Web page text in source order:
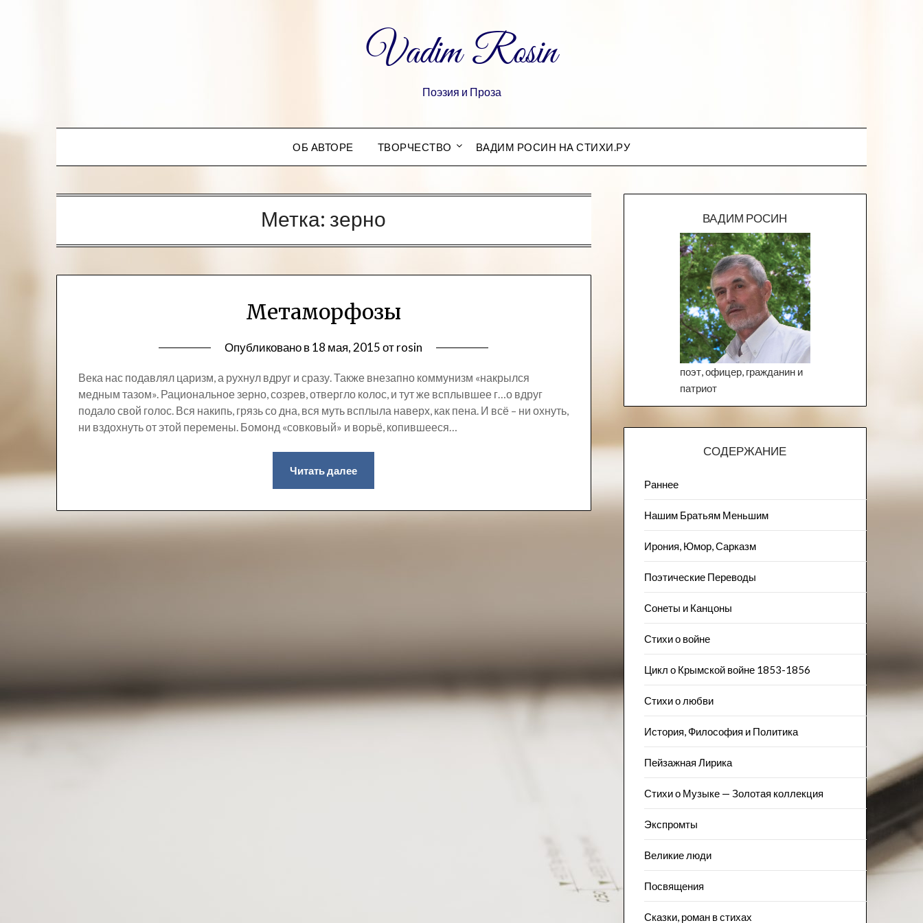
Vadim Rosin
Поэзия и Проза
ОБ АВТОРЕ ТВОРЧЕСТВО ВАДИМ РОСИН НА СТИХИ.РУ
Метка: зерно
Метаморфозы
Опубликовано в18 мая, 2015отrosin
Века нас подавлял царизм, а рухнул вдруг и сразу. Также внезапно коммунизм «накрылся
медным тазом». Рациональное зерно, созрев, отвергло колос, и тут же всплывшее г…о вдруг
подало свой голос. Вся накипь, грязь со дна, вся муть всплыла наверх, как пена. И всё – ни охнуть,
ни вздохнуть от этой перемены. Бомонд «совковый» и ворьё, копившееся…
Читать далее
ВАДИМ РОСИН
поэт, офицер, гражданин и
патриот
СОДЕРЖАНИЕ
Раннее
Нашим Братьям Меньшим
Ирония, Юмор, Сарказм
Поэтические Переводы
Сонеты и Канцоны
Стихи о войне
Цикл о Крымской войне 1853-1856
Стихи о любви
История, Философия и Политика
Пейзажна​я Лирика
Стихи о Музыке — Золотая коллекция
Экспромты
Великие люди
Посвящения
Сказки, роман в стихах